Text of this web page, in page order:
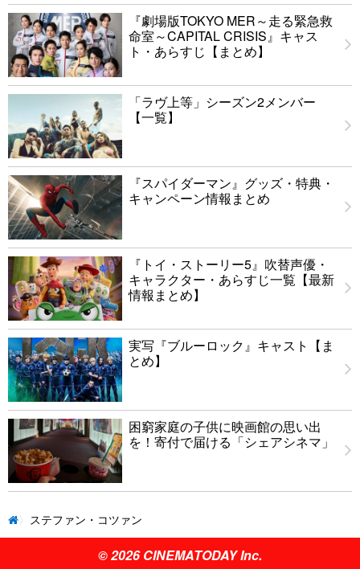
『劇場版TOKYO MER～走る緊急救
命室～CAPITAL CRISIS』キャス
ト・あらすじ【まとめ】
「ラヴ上等」シーズン2メンバー
【一覧】
『スパイダーマン』グッズ・特典・
キャンペーン情報まとめ
『トイ・ストーリー5』吹替声優・
キャラクター・あらすじ一覧【最新
情報まとめ】
実写『ブルーロック』キャスト【ま
とめ】
困窮家庭の子供に映画館の思い出
を！寄付で届ける「シェアシネマ」
ステファン・コツァン
© 2026 CINEMATODAY Inc.